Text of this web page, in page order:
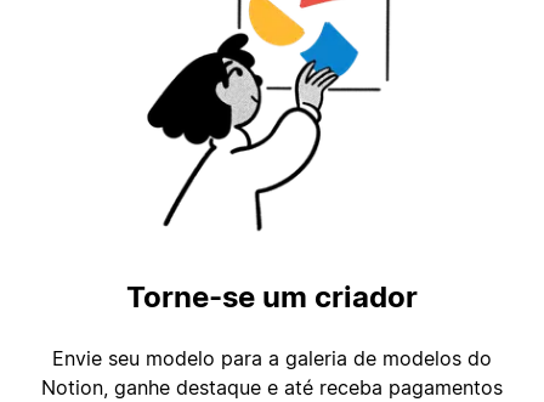
Torne-se um criador
Envie seu modelo para a galeria de modelos do
Notion, ganhe destaque e até receba pagamentos